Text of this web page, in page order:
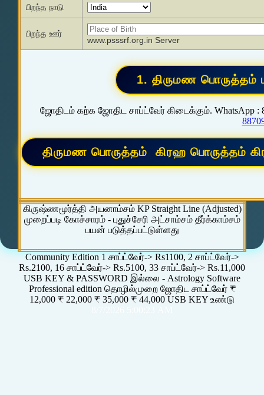
பிறந்த நாடு
பிறந்த ஊர்
www.psssrf.org.in Server
ஜோதிடம் கற்க ஜோதிட சாப்ட்வேர் கிடைக்கும். WhatsApp :
கிருஷ்ணமூர்த்தி அயனாம்சம் KP Straight Line (Adjusted)
முறைப்படி கோச்சாரம் - புதுச்சேரி அட்சாம்சம் தீர்க்காம்சம்
பயன் படுத்தப்பட்டுள்ளது
Community Edition 1 சாப்ட்வேர்-> Rs1100, 2 சாப்ட்வேர்->
Rs.2100, 16 சாப்ட்வேர்-> Rs.5100, 33 சாப்ட்வேர்-> Rs.11,000
USB KEY & PASSWORD இல்லை - Astrology Software
Professional edition தொழில்முறை ஜோதிட சாப்ட்வேர் ₹
12,000 ₹ 22,000 ₹ 35,000 ₹ 44,000 USB KEY உண்டு